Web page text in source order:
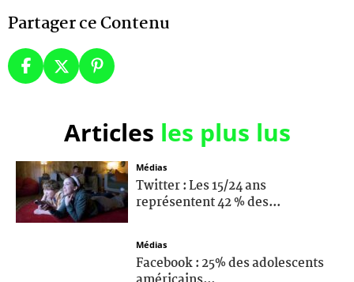
Partager ce Contenu
Articles les plus lus
Médias
Twitter : Les 15/24 ans
représentent 42 % des...
Médias
Facebook : 25% des adolescents